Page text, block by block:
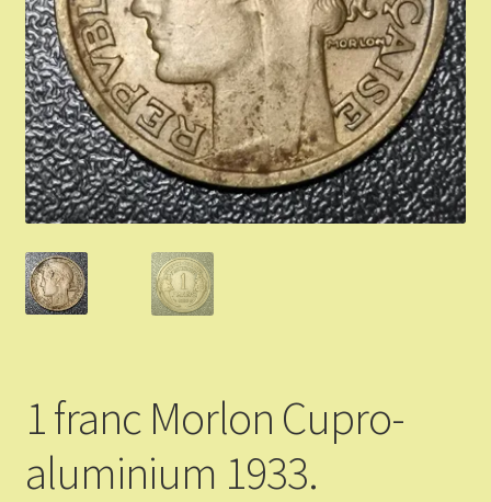
Nous contacter
Validation de la commande
Vous Vendez
Articles Or et Argent
Conditions d’utilisation
Mon compte
1 franc Morlon Cupro-
aluminium 1933.